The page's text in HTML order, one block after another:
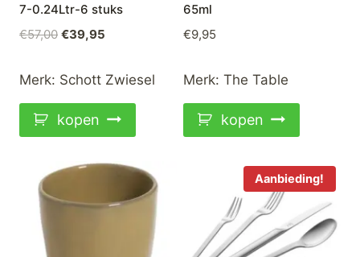
7-0.24Ltr-6 stuks
€57,00 Oorspronkelijke
was:
€39,95
is:
Merk: Schott Zwiesel
kopen
65ml
€9,95
Merk: The Table
kopen
Aanbieding!